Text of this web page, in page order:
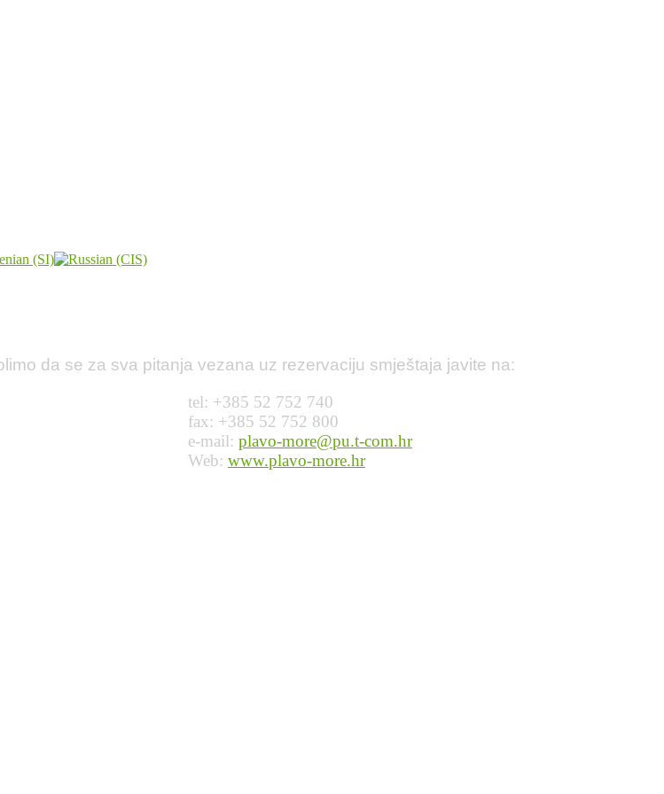
da se za sva pitanja vezana uz rezervaciju smještaja javite na:
tel: +385 52 752 740
fax: +385 52 752 800
e-mail: plavo-more@pu.t-com.hr
Web: www.plavo-more.hr